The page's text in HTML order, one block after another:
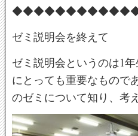
ゼミ説明会を終えて
ゼミ説明会というのは1
にとっても重要なもので
のゼミについて知り、考